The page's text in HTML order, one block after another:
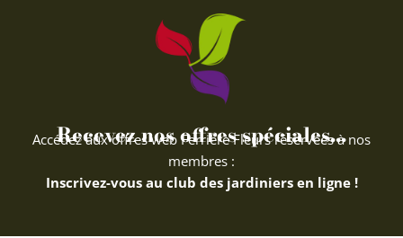
Recevez nos offres spéciales...
Accédez aux offres web Ferriere Fleurs réservées à nos
membres :
Inscrivez-vous au club des jardiniers en ligne !